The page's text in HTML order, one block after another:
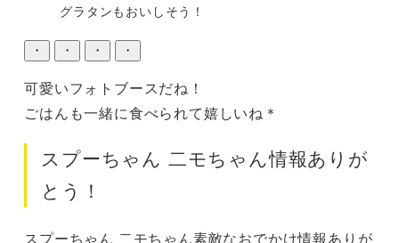
グラタンもおいしそう！
・ ・ ・ ・
可愛いフォトブースだね！
ごはんも一緒に食べられて嬉しいね＊
スプーちゃん 二モちゃん情報ありが
とう！
スプーちゃん 二モちゃん素敵なおでかけ情報ありが